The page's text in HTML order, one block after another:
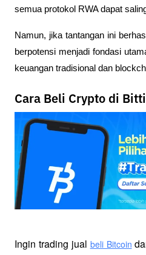
semua protokol RWA dapat
Namun, jika tantangan ini
berpotensi menjadi fondasi
keuangan tradisional dan
Cara Beli Crypto di
Ingin trading jual beli Bitcoin